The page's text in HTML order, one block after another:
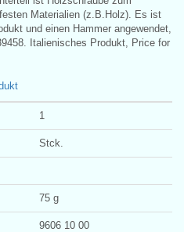
Materialien (z.B.Holz). Es ist
und einen Hammer angewendet,
Italienisches Produkt, Price for
1
Stck.
75 g
9606 10 00